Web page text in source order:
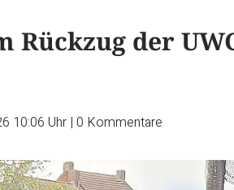
Rückzug der
10:06 Uhr | 0 Kommentare